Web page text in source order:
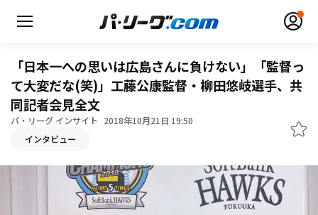
無料アカウント登録
HOME
「日本一への思いは広島さんに負けない」「監督っ
て大変だな(笑)」工藤公康監督・柳田悠岐選手、共
同記者会見全文
パ・リーグ インサイト 2018年10月21日 19:50
インタビュー